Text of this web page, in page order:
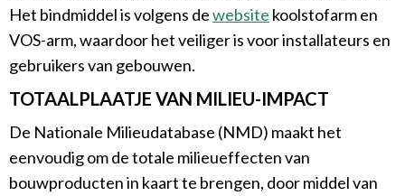
Het bindmiddel is volgens dewebsite koolstofarm en
VOS-arm, waardoor het veiliger is voor installateurs en
gebruikers van gebouwen.
TOTAALPLAATJE VAN MILIEU-IMPACT
De Nationale Milieudatabase (NMD) maakt het
eenvoudig om de totale milieueffecten van
bouwproducten in kaart te brengen, door middel van